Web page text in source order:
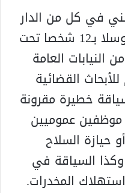
في كل من الدار
البيضاء وفاس والقنيطرة وسلا بـ12 شخصا تحت
النيابات العامة
القضائية
خطيرة مقرونة
موظفين عموميين
حيازة السلاح
السياقة في
المخدرات.